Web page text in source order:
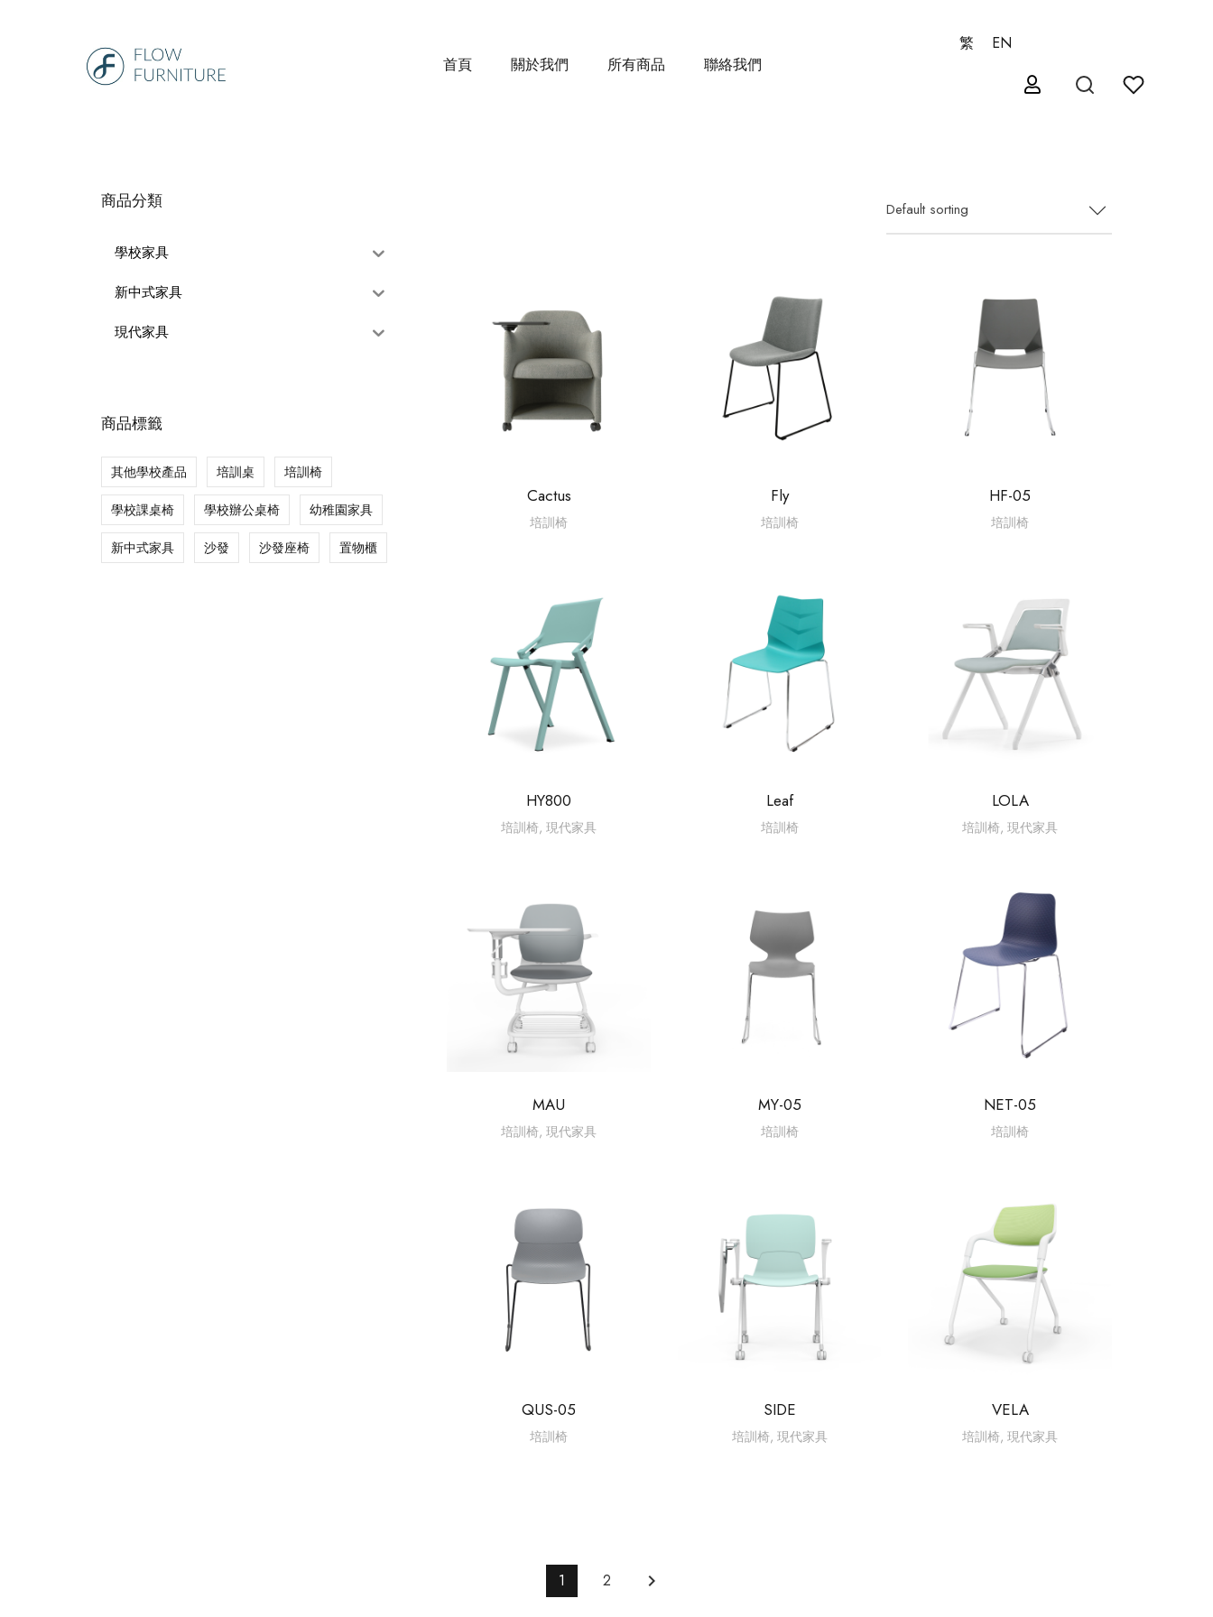
首頁 關於我們 所有商品 聯絡我們
繁 EN
Default sorting
Cactus
培訓椅
Fly
培訓椅
HF-05
培訓椅
HY800
培訓椅,現代家具
Leaf
培訓椅
LOLA
培訓椅,現代家具
MAU
培訓椅,現代家具
MY-05
培訓椅
NET-05
培訓椅
QUS-05
培訓椅
SIDE
培訓椅, 現代家具
VELA
培訓椅,現代家具
商品分類
學校家具
新中式家具
現代家具
商品標籤
其他學校產品 培訓桌 培訓椅
學校課桌椅 學校辦公桌椅 幼稚園家具
新中式家具 沙發 沙發座椅 置物櫃
1 2 keyboard_arrow_right